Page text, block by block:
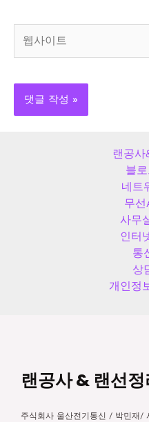
*
트
랜공사
블
네트
무선
사무
인터
통
상
개인정
랜공사 & 랜선
주식회사 울산전기통신 / 박민재/